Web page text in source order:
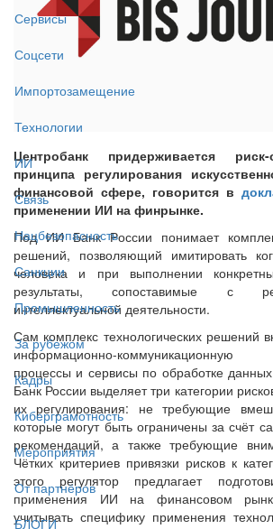
Сервисы
Соцсети
Импортозамещение
Технологии
ИИ
Связь
Нацбезопасность
Санкции
Промышленность
За рубежом
Кадры
Киберграмотность
Мероприятия
От партнёров
БЛОГИ
Центробанк придерживается риск-
принципа регулирования
финансовой сфере, говорится в
применении ИИ на финрынке.
Под ИИ Банк России понимает
решений, позволяющий имитировать
человека и при выполнении
результаты, сопоставимые с
интеллектуальной деятельности.
Сам комплекс технологических решений
информационно-коммуникационную
процессы и сервисы по обработке
Банк России выделяет три категории
их регулирования: не требующие
которые могут быть ограничены за счёт
рекомендаций, а также требующие
Чётких критериев привязки рисков к
этого регулятор предлагает
применения ИИ на финансовом
учитывать специфику применения